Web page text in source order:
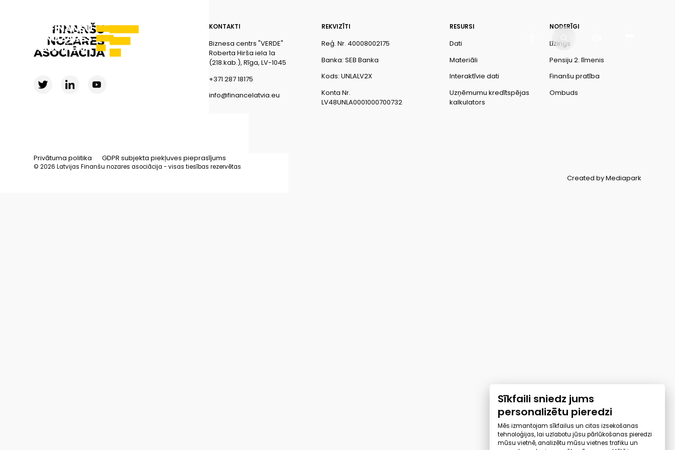
KONTAKTI
Biznesa centrs "VERDE"
Roberta Hirša iela 1a
(218.kab.), Rīga, LV-1045
+371 287 18175
info@financelatvia.eu
REKVIZĪTI
Reģ. Nr. 40008002175
Banka: SEB Banka
Kods: UNLALV2X
Konta Nr.
LV48UNLA0001000700732
RESURSI
Dati
Materiāli
Interaktīvie dati
Uzņēmumu kredītspējas
kalkulators
NODERĪGI
Līzings
Pensiju 2. līmenis
Finanšu pratība
Ombuds
Privātuma politika GDPR subjekta piekļuves pieprasījums
© 2026 Latvijas Finanšu nozares asociācija - visas tiesības rezervētas
Created by Mediapark
Sīkfaili sniedz jums
personalizētu pieredzi
Mēs izmantojam sīkfailus un citas izsekošanas
tehnoloģijas, lai uzlabotu jūsu pārlūkošanas pieredzi
mūsu vietnē, analizētu mūsu vietnes trafiku un